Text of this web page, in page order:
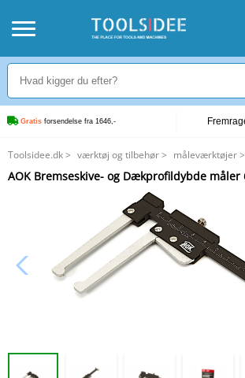
Gratis forsendelse fra 1646,-
Toolsidee.dk> værktøj og tilbehør> måleværktøjer>
AOK Bremseskive- og Dækprofildybde måler 60 mm
AOK Bremseskive- og Dækprofildybde